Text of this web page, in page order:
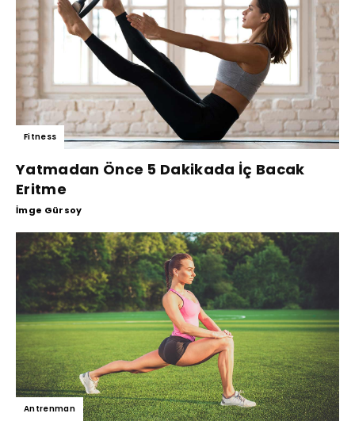
Fitness
Yatmadan Önce 5 Dakikada İç Bacak
Eritme
İmge Gürsoy
Antrenman